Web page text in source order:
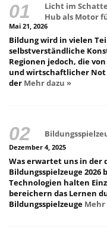
Licht im
Hub als Motor
Mai 21, 2026
Bildung wird in vielen
selbstverständliche
Regionen jedoch, die
und wirtschaftlicher Not
der Mehr dazu »
Dezember 4, 2025
Was erwartet uns in der
Bildungsspielzeuge
Technologien halten
bereichern das Lernen
Bildungsspielzeuge Mehr